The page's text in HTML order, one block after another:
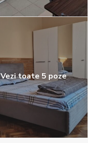
Vezi toate 5 poze